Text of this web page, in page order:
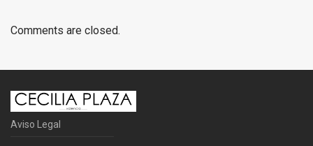
Comments are closed.
Aviso Legal